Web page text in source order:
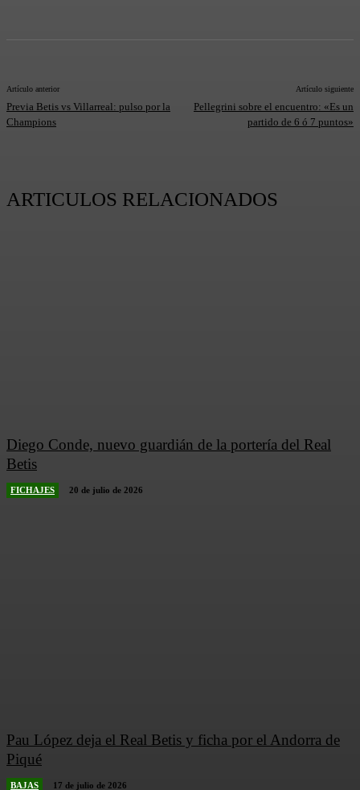
Artículo anterior
Previa Betis vs Villarreal: pulso por la
Champions
Artículo siguiente
Pellegrini sobre el encuentro: «Es un
partido de 6 ó 7 puntos»
ARTICULOS RELACIONADOS
Diego Conde, nuevo guardián de la portería del Real
Betis
FICHAJES 20 de julio de 2026
Pau López deja el Real Betis y ficha por el Andorra de
Piqué
BAJAS 17 de julio de 2026